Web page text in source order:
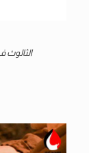
الثالوث